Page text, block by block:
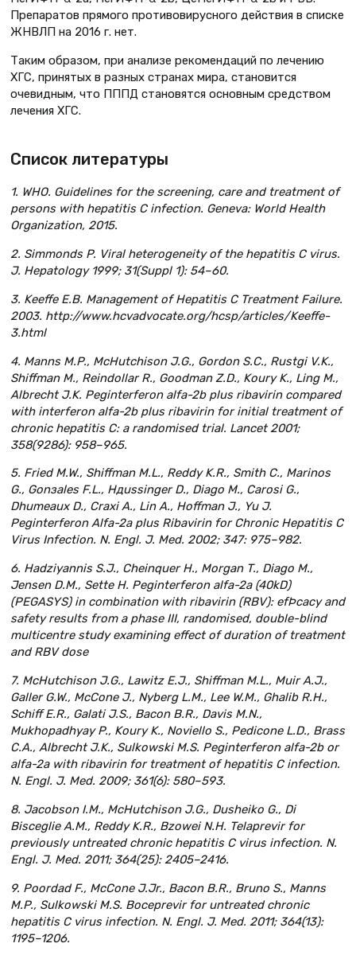
Препаратов прямого противовирусного действия в списке
ЖНВЛП на 2016 г. нет.
Таким образом, при анализе рекомендаций по лечению
ХГС, принятых в разных странах мира, становится
очевидным, что ПППД становятся основным средством
лечения ХГС.
Список литературы
1. WHO. Guidelines for the screening, care and treatment of
persons with hepatitis C infection. Geneva: World Health
Organization, 2015.
2. Simmonds P. Viral heterogeneity of the hepatitis C virus.
J. Hepatology 1999; 31(Suppl 1): 54–60.
3. Keeffe E.B. Management of Hepatitis C Treatment Failure.
2003. http://www.hcvadvocate.org/hcsp/articles/Keeffe-
3.html
4. Manns M.P., McHutchison J.G., Gordon S.C., Rustgi V.K.,
Shiffman M., Reindollar R., Goodman Z.D., Koury K., Ling M.,
Albrecht J.K. Peginterferon alfa-2b plus ribavirin compared
with interferon alfa-2b plus ribavirin for initial treatment of
chronic hepatitis C: a randomised trial. Lancet 2001;
358(9286): 958–965.
5. Fried M.W., Shiffman M.L., Reddy K.R., Smith C., Marinos
G., Gonзales F.L., Hдussinger D., Diago M., Carosi G.,
Dhumeaux D., Craxi A., Lin A., Hoffman J., Yu J.
Peginterferon Alfa-2a plus Ribavirin for Chronic Hepatitis C
Virus Infection. N. Engl. J. Med. 2002; 347: 975–982.
6. Hadziyannis S.J., Cheinquer H., Morgan T., Diago M.,
Jensen D.M., Sette H. Peginterferon alfa-2a (40kD)
(PEGASYS) in combination with ribavirin (RBV): efÞcacy and
safety results from a phase III, randomised, double-blind
multicentre study examining effect of duration of treatment
and RBV dose
7. McHutchison J.G., Lawitz E.J., Shiffman M.L., Muir A.J.,
Galler G.W., McCone J., Nyberg L.M., Lee W.M., Ghalib R.H.,
Schiff E.R., Galati J.S., Bacon B.R., Davis M.N.,
Mukhopadhyay P., Koury K., Noviello S., Pedicone L.D., Brass
C.A., Albrecht J.K., Sulkowski M.S. Peginterferon alfa-2b or
alfa-2a with ribavirin for treatment of hepatitis C infection.
N. Engl. J. Med. 2009; 361(6): 580–593.
8. Jacobson I.M., McHutchison J.G., Dusheiko G., Di
Bisceglie A.M., Reddy K.R., Bzowei N.H. Telaprevir for
previously untreated chronic hepatitis C virus infection. N.
Engl. J. Med. 2011; 364(25): 2405–2416.
9. Poordad F., McCone J.Jr., Bacon B.R., Bruno S., Manns
M.P., Sulkowski M.S. Boceprevir for untreated chronic
hepatitis C virus infection. N. Engl. J. Med. 2011; 364(13):
1195–1206.